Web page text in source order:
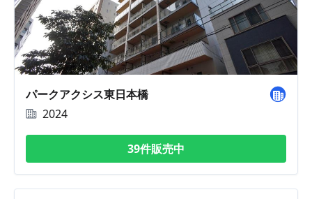
パークアクシス東日本橋
2024
39件販売中